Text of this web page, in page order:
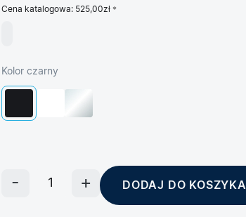
Cena katalogowa: 525,00zł
Kolor czarny
DODAJ DO KOSZYKA